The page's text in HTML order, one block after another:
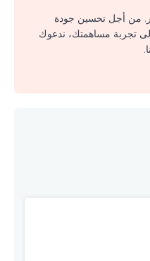
من أجل تحسين جودة
إلى تجربة مساهمتك، ندعوك